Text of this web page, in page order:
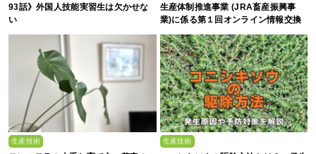
93話》外国人技能実習生は欠かせな
い
生産体制推進事業 (JRA畜産振興事
業)に係る第１回オンライン情報交換
生産技術 生産技術